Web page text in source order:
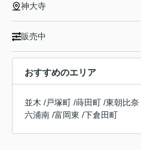
神大寺
販売中
おすすめのエリア
並木 /戸塚町 /蒔田町 /東朝比奈
六浦南 /富岡東 /下倉田町